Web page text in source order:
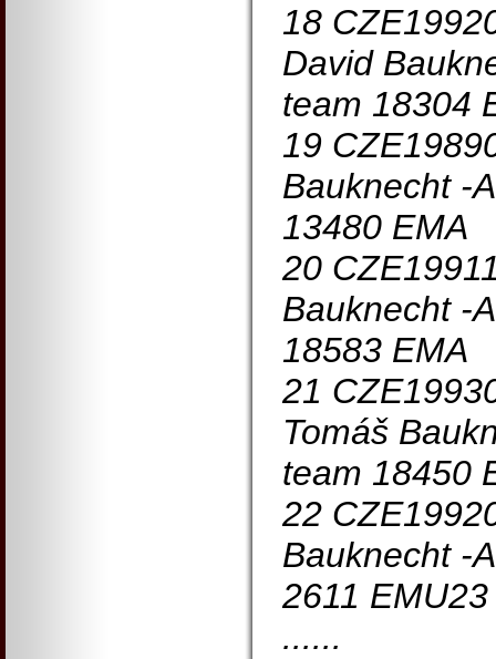
18
David
team 18304
19
Bauknecht -
13480 EMA
20
Bauknecht -
18583 EMA
21
Tomáš
team 18450
22
Bauknecht -
2611 EMU23
......